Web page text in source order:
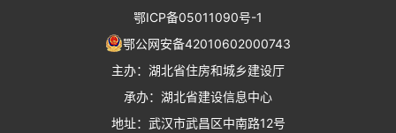
湖北省城乡建设发展中心
湖北城市建设职业技术学院
鄂ICP备05011090号-1
鄂公网安备42010602000743
主办：湖北省住房和城乡建设厅
承办：湖北省建设信息中心
地址：武汉市武昌区中南路12号